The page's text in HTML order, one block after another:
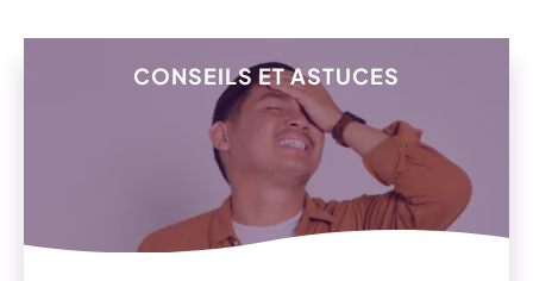
CONSEILS ET ASTUCES